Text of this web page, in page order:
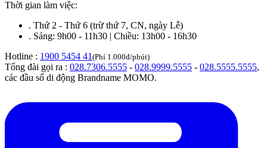
Thời gian làm việc:
. Thứ 2 - Thứ 6 (trừ thứ 7, CN, ngày Lễ)
. Sáng: 9h00 - 11h30 | Chiều: 13h00 - 16h30
Hotline : 1900 5454 41 (Phí 1.000đ/phút)
Tổng đài gọi ra : 028.7306.5555 - 028.9999.5555 - 028.5555.5555,
các đầu số di động Brandname MOMO.